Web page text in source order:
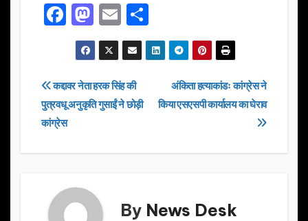
F
a
c
e
b
o
o
M
a
st
o
d
n
E
m
ail
h
ar
Post
navigation
अंकिता हत्याकांडः कांग्रेस ने
किया एसएसपी कार्यालय का घेराव
कद्दावर नेता हरक सिंह की
पुत्रवधू अनुकृति गुसाईं ने छोड़ी
कांग्रेस
By News Desk